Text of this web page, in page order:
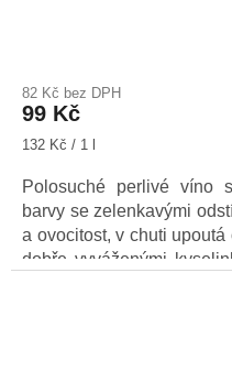
82 Kč bez DPH
99 Kč
Měrná
132 Kč / 1 l
Polosuché perlivé víno
barvy se zelenkavými
a ovocitost, v chuti
dobře vyváženými